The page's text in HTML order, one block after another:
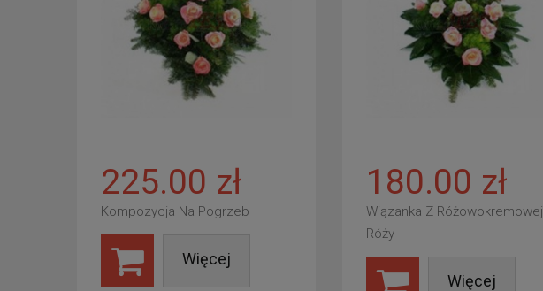
225.00 zł
Kompozycja Na Pogrzeb
Więcej
180.00 zł
Wiązanka Z Różowokremowej
Róży
Więcej